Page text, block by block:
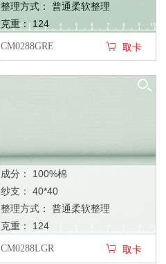
整理方式： 普通柔软整理
克重： 124
CM0288GRE 取卡
成分： 100%棉
纱支： 40*40
整理方式： 普通柔软整理
克重： 124
CM0288LGR 取卡